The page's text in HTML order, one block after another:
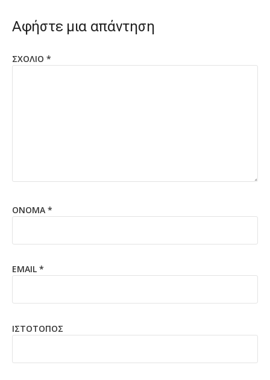
Αφήστε μια απάντηση
ΣΧΌΛΙΟ *
ΌΝΟΜΑ *
EMAIL *
ΙΣΤΌΤΟΠΟΣ